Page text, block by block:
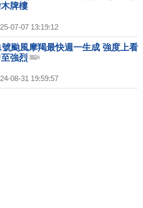
牌樓
07-07 13:19:12
號颱風摩羯最快週一生成 強度上看
強烈
08-31 19:59:57